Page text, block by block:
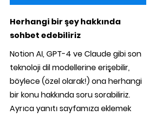
Herhangi bir şey hakkında
sohbet edebiliriz
Notion AI, GPT-4 ve Claude gibi son
teknoloji dil modellerine erişebilir,
böylece (özel olarak!) ona herhangi
bir konu hakkında soru sorabiliriz.
Ayrıca yanıtı sayfamıza eklemek